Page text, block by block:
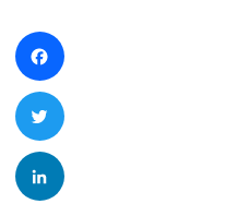
Twitter